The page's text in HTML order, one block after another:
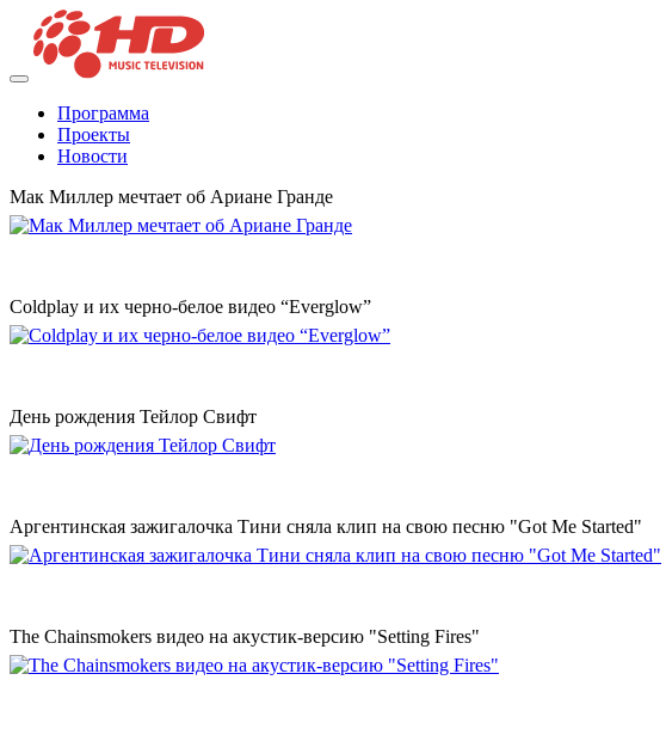
Программа
Проекты
Новости
Мак Миллер мечтает об Ариане Гранде
Coldplay и их черно-белое видео “Everglow”
День рождения Тейлор Свифт
Аргентинская зажигалочка Тини сняла клип на свою песню "Got Me Started"
The Chainsmokers видео на акустик-версию "Setting Fires"